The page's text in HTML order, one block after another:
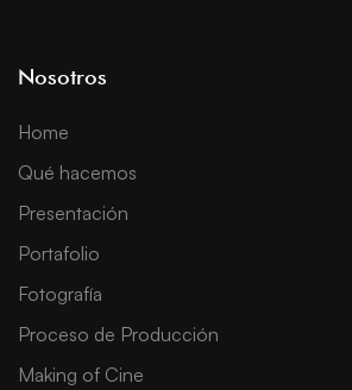
Nosotros
Home
Qué hacemos
Presentación
Portafolio
Fotografía
Proceso de Producción
Making of Cine